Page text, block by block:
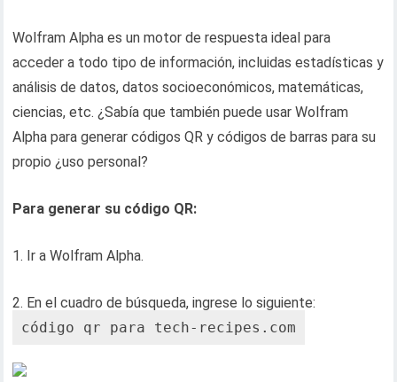
Wolfram Alpha es un motor de respuesta ideal para
acceder a todo tipo de información, incluidas estadísticas y
análisis de datos, datos socioeconómicos, matemáticas,
ciencias, etc. ¿Sabía que también puede usar Wolfram
Alpha para generar códigos QR y códigos de barras para su
propio ¿uso personal?
Para generar su código QR:
1. Ir a Wolfram Alpha.
2. En el cuadro de búsqueda, ingrese lo siguiente:
código qr para tech-recipes.com